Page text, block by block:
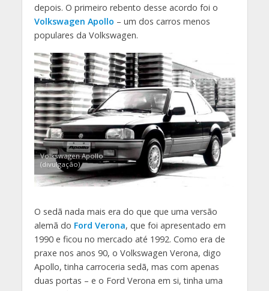
depois. O primeiro rebento desse acordo foi o
Volkswagen Apollo – um dos carros menos
populares da Volkswagen.
Volkswagen Apollo
(divulgação)
O sedã nada mais era do que que uma versão
alemã do Ford Verona, que foi apresentado em
1990 e ficou no mercado até 1992. Como era de
praxe nos anos 90, o Volkswagen Verona, digo
Apollo, tinha carroceria sedã, mas com apenas
duas portas – e o Ford Verona em si, tinha uma